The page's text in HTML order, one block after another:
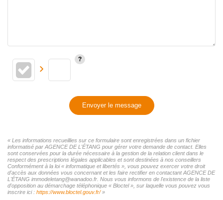
Envoyer le message
« Les informations recueillies sur ce formulaire sont enregistrées dans un fichier
informatisé par AGENCE DE L'ÉTANG pour gérer votre demande de contact. Elles
sont conservées pour la durée nécessaire à la gestion de la relation client dans le
respect des prescriptions légales applicables et sont destinées à nos conseillers
Conformément à la loi « informatique et libertés », vous pouvez exercer votre droit
d'accès aux données vous concernant et les faire rectifier en contactant AGENCE DE
L'ÉTANG immodeletang@wanadoo.fr. Nous vous informons de l'existence de la liste
d'opposition au démarchage téléphonique « Bloctel », sur laquelle vous pouvez vous
inscrire ici : https://www.bloctel.gouv.fr/»